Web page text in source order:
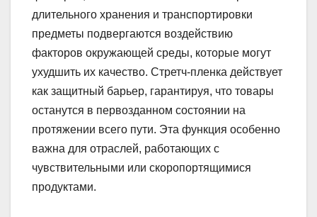
длительного хранения и транспортировки
предметы подвергаются воздействию
факторов окружающей среды, которые могут
ухудшить их качество. Стретч-пленка действует
как защитный барьер, гарантируя, что товары
останутся в первозданном состоянии на
протяжении всего пути. Эта функция особенно
важна для отраслей, работающих с
чувствительными или скоропортящимися
продуктами.